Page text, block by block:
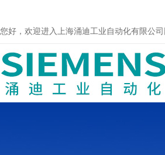
您好，欢迎进入上海涌迪工业自动化有限公司